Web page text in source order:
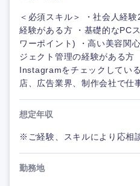
＜必須スキル＞ ・社会人経
経験がある方 ・基礎的なPC
ワーポイント) ・高い美容関
ジェクト管理の経験がある方
Instagramをチェックしてい
店、広告業界、制作会社で仕
想定年収
※ご経験、スキルにより応相
勤務地